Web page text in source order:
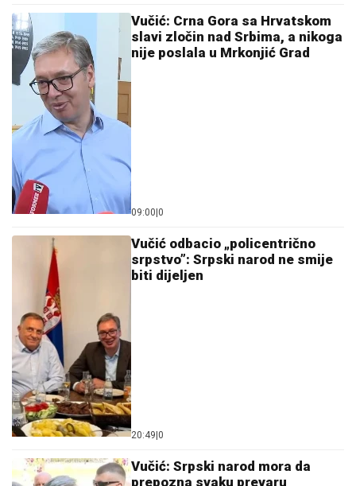
Vučić: Crna Gora sa Hrvatskom
slavi zločin nad Srbima, a nikoga
nije poslala u Mrkonjić Grad
09:00 0
Vučić odbacio „policentrično
srpstvo”: Srpski narod ne smije
biti dijeljen
20:49 0
Vučić: Srpski narod mora da
prepozna svaku prevaru